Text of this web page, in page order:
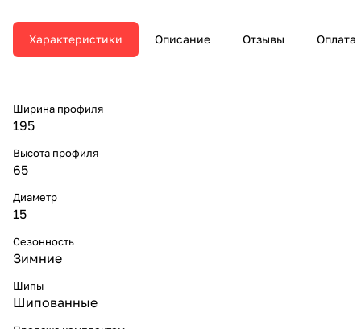
Характеристики Описание Отзывы Оплата
Ширина профиля
195
Высота профиля
65
Диаметр
15
Сезонность
Зимние
Шипы
Шипованные